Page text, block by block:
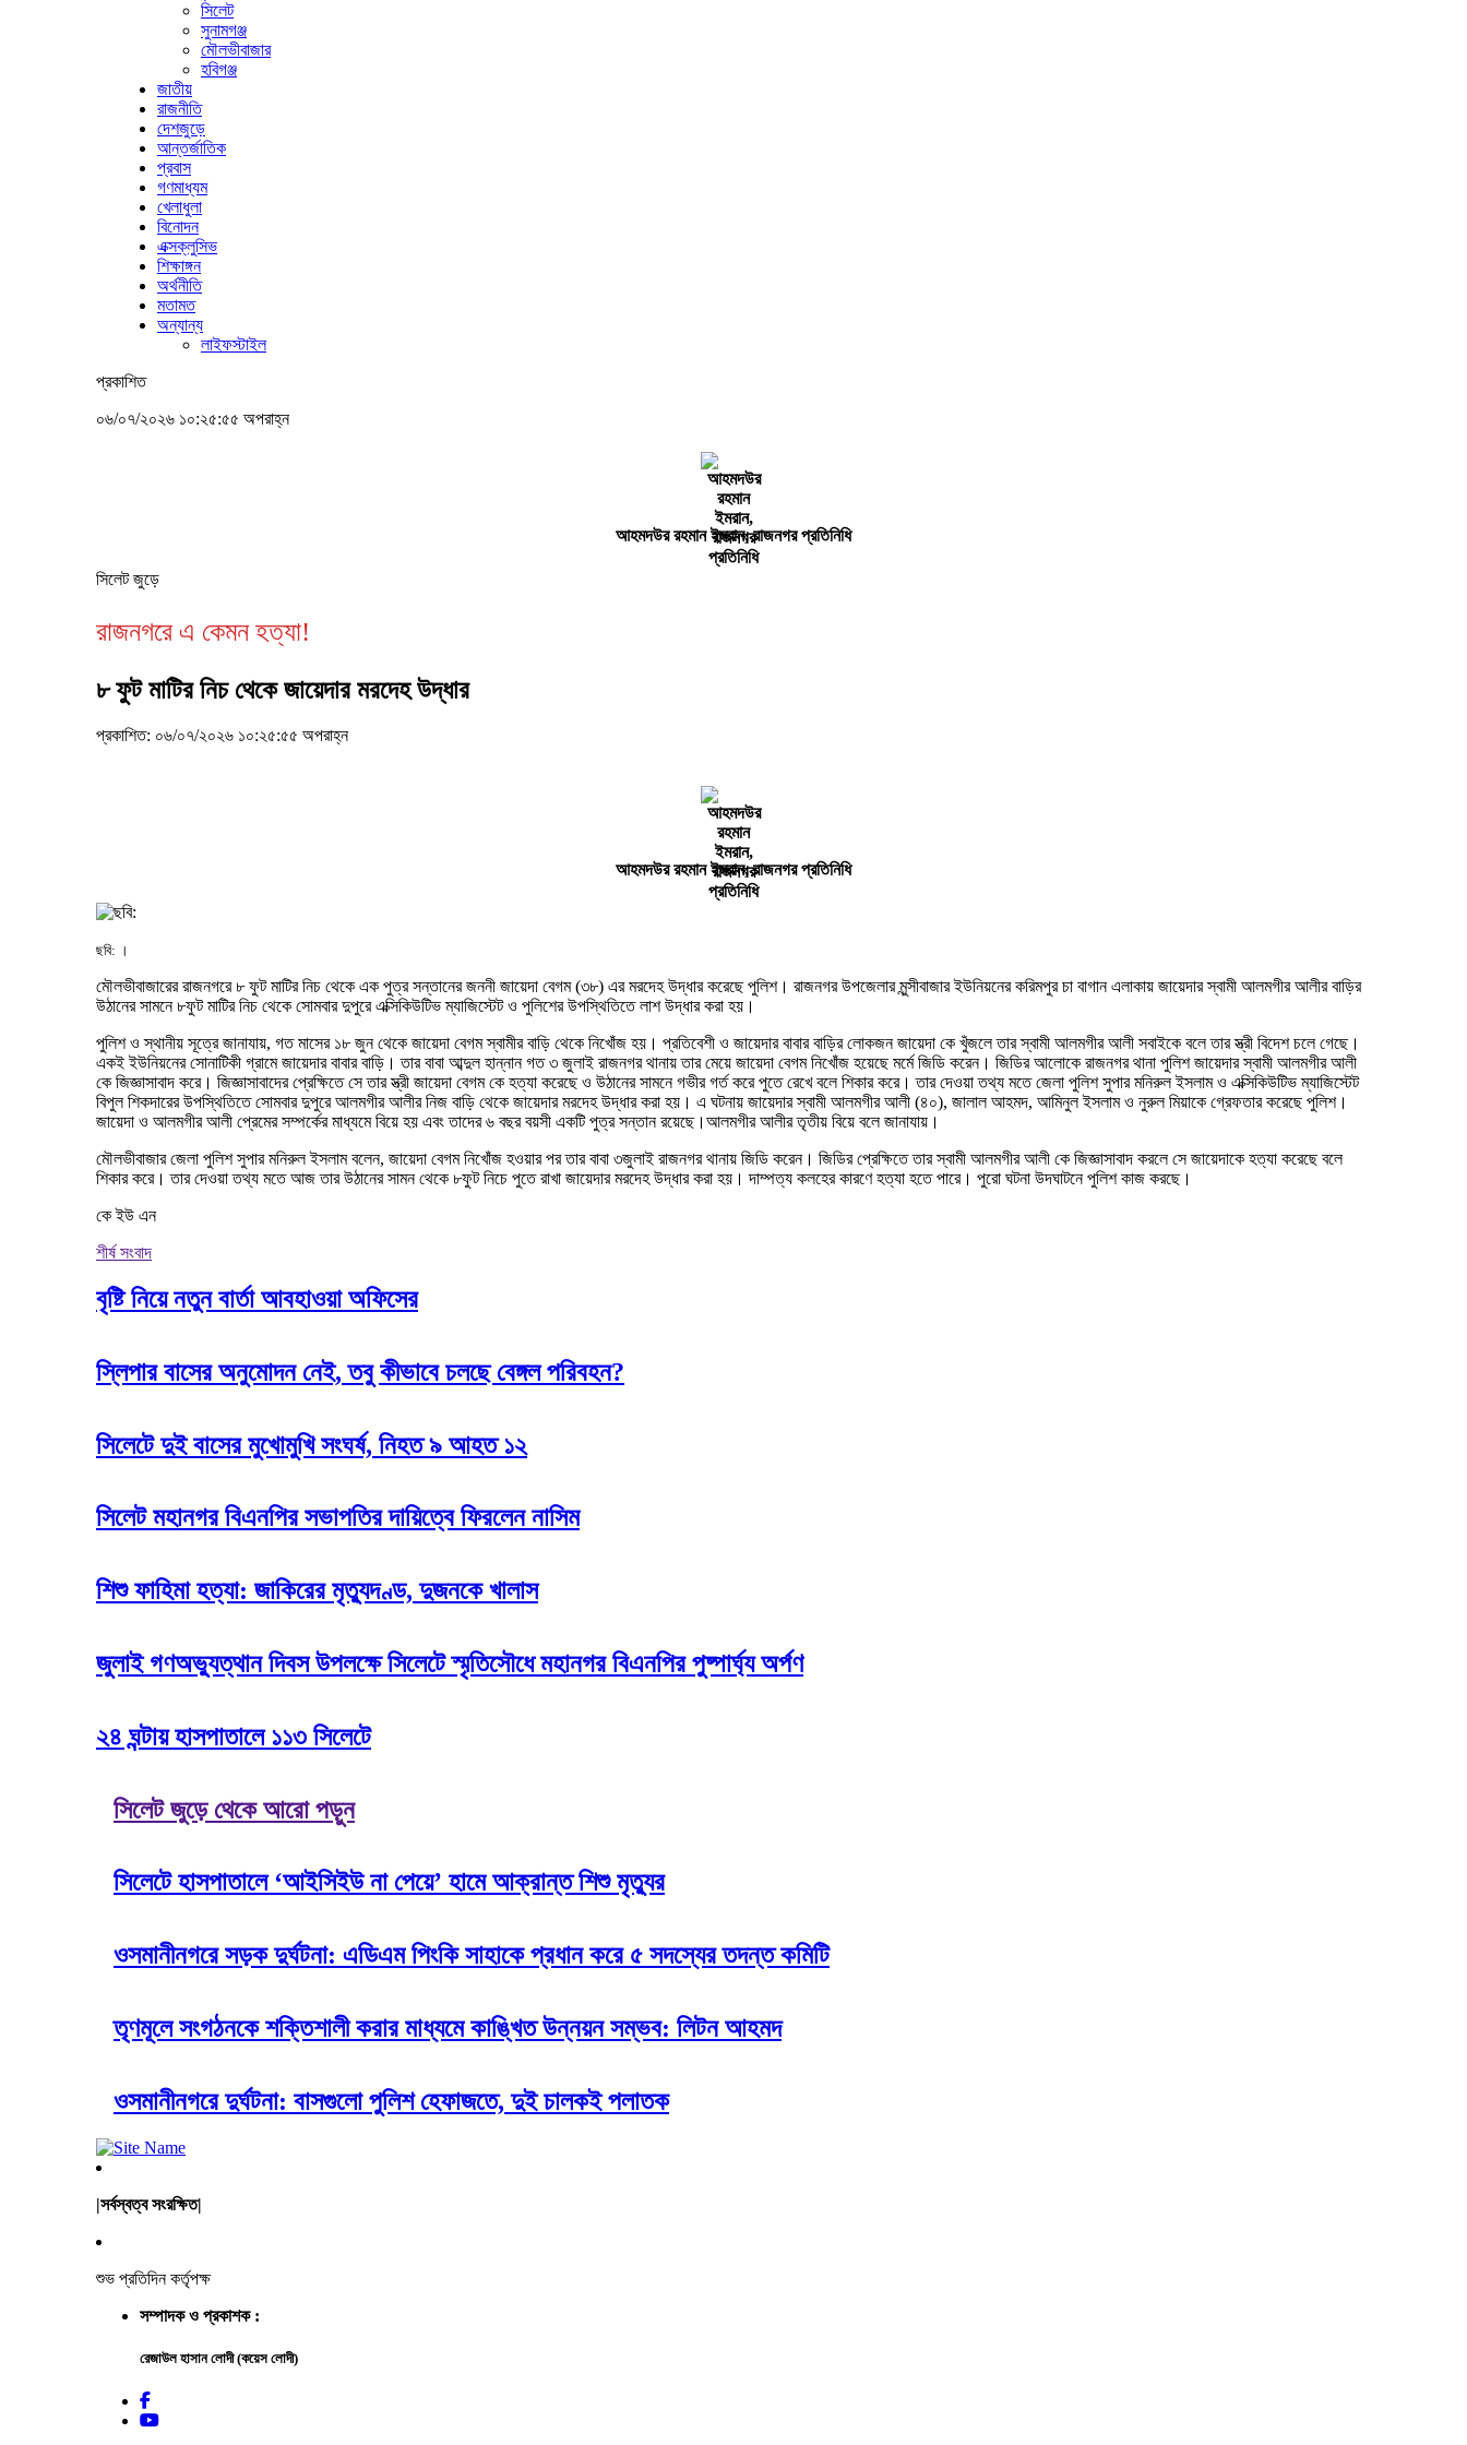
সিলেট
সুনামগঞ্জ
মৌলভীবাজার
হবিগঞ্জ
জাতীয়
রাজনীতি
দেশজুড়ে
আন্তর্জাতিক
প্রবাস
গণমাধ্যম
খেলাধুলা
বিনোদন
এক্সক্লুসিভ
শিক্ষাঙ্গন
অর্থনীতি
মতামত
অন্যান্য
লাইফস্টাইল
প্রকাশিত
০৬/০৭/২০২৬ ১০:২৫:৫৫ অপরাহ্ন
আহমদউর রহমান ইমরান, রাজনগর প্রতিনিধি
সিলেট জুড়ে
রাজনগরে এ কেমন হত্যা!
৮ ফুট মাটির নিচ থেকে জায়েদার মরদেহ উদ্ধার
প্রকাশিত: ০৬/০৭/২০২৬ ১০:২৫:৫৫ অপরাহ্ন
আহমদউর রহমান ইমরান, রাজনগর প্রতিনিধি
ছবি: ।
মৌলভীবাজারের রাজনগরে ৮ ফুট মাটির নিচ থেকে এক পুত্র সন্তানের জননী জায়েদা বেগম (৩৮) এর মরদেহ উদ্ধার করেছে পুলিশ। রাজনগর উপজেলার মুন্সীবাজার ইউনিয়নের করিমপুর চা বাগান এলাকায় জায়েদার স্বামী আলমগীর আলীর বাড়ির
উঠানের সামনে ৮ফুট মাটির নিচ থেকে সোমবার দুপুরে এক্সিকিউটিভ ম্যাজিস্টেট ও পুলিশের উপস্থিতিতে লাশ উদ্ধার করা হয়।
পুলিশ ও স্থানীয় সূত্রে জানাযায়, গত মাসের ১৮ জুন থেকে জায়েদা বেগম স্বামীর বাড়ি থেকে নিখোঁজ হয়। প্রতিবেশী ও জায়েদার বাবার বাড়ির লোকজন জায়েদা কে খুঁজলে তার স্বামী আলমগীর আলী সবাইকে বলে তার স্ত্রী বিদেশ চলে গেছে।
একই ইউনিয়নের সোনাটিকী গ্রামে জায়েদার বাবার বাড়ি। তার বাবা আব্দুল হান্নান গত ৩ জুলাই রাজনগর থানায় তার মেয়ে জায়েদা বেগম নিখোঁজ হয়েছে মর্মে জিডি করেন। জিডির আলোকে রাজনগর থানা পুলিশ জায়েদার স্বামী আলমগীর আলী
কে জিজ্ঞাসাবাদ করে। জিজ্ঞাসাবাদের প্রেক্ষিতে সে তার স্ত্রী জায়েদা বেগম কে হত্যা করেছে ও উঠানের সামনে গভীর গর্ত করে পুতে রেখে বলে শিকার করে। তার দেওয়া তথ্য মতে জেলা পুলিশ সুপার মনিরুল ইসলাম ও এক্সিকিউটিভ ম্যাজিস্টেট
বিপুল শিকদারের উপস্থিতিতে সোমবার দুপুরে আলমগীর আলীর নিজ বাড়ি থেকে জায়েদার মরদেহ উদ্ধার করা হয়। এ ঘটনায় জায়েদার স্বামী আলমগীর আলী (৪০), জালাল আহমদ, আমিনুল ইসলাম ও নুরুল মিয়াকে গ্রেফতার করেছে পুলিশ।
জায়েদা ও আলমগীর আলী প্রেমের সম্পর্কের মাধ্যমে বিয়ে হয় এবং তাদের ৬ বছর বয়সী একটি পুত্র সন্তান রয়েছে।আলমগীর আলীর তৃতীয় বিয়ে বলে জানাযায়।
মৌলভীবাজার জেলা পুলিশ সুপার মনিরুল ইসলাম বলেন, জায়েদা বেগম নিখোঁজ হওয়ার পর তার বাবা ৩জুলাই রাজনগর থানায় জিডি করেন। জিডির প্রেক্ষিতে তার স্বামী আলমগীর আলী কে জিজ্ঞাসাবাদ করলে সে জায়েদাকে হত্যা করেছে বলে
শিকার করে। তার দেওয়া তথ্য মতে আজ তার উঠানের সামন থেকে ৮ফুট নিচে পুতে রাখা জায়েদার মরদেহ উদ্ধার করা হয়। দাম্পত্য কলহের কারণে হত্যা হতে পারে। পুরো ঘটনা উদঘাটনে পুলিশ কাজ করছে।
কে ইউ এন
শীর্ষ সংবাদ
বৃষ্টি নিয়ে নতুন বার্তা আবহাওয়া অফিসের
স্লিপার বাসের অনুমোদন নেই, তবু কীভাবে চলছে বেঙ্গল পরিবহন?
সিলেটে দুই বাসের মুখোমুখি সংঘর্ষ, নিহত ৯ আহত ১২
সিলেট মহানগর বিএনপির সভাপতির দায়িত্বে ফিরলেন নাসিম
শিশু ফাহিমা হত্যা: জাকিরের মৃত্যুদণ্ড, দুজনকে খালাস
জুলাই গণঅভ্যুত্থান দিবস উপলক্ষে সিলেটে স্মৃতিসৌধে মহানগর বিএনপির পুষ্পার্ঘ্য অর্পণ
২৪ ঘন্টায় হাসপাতালে ১১৩ সিলেটে
সিলেট জুড়ে থেকে আরো পড়ুন
সিলেটে হাসপাতালে ‘আইসিইউ না পেয়ে’ হামে আক্রান্ত শিশু মৃত্যুর
ওসমানীনগরে সড়ক দুর্ঘটনা: এডিএম পিংকি সাহাকে প্রধান করে ৫ সদস্যের তদন্ত কমিটি
তৃণমূলে সংগঠনকে শক্তিশালী করার মাধ্যমে কাঙ্খিত উন্নয়ন সম্ভব: লিটন আহমদ
ওসমানীনগরে দুর্ঘটনা: বাসগুলো পুলিশ হেফাজতে, দুই চালকই পলাতক
|সর্বস্বত্ব সংরক্ষিত|
শুভ প্রতিদিন কর্তৃপক্ষ
সম্পাদক ও প্রকাশক :
রেজাউল হাসান লোদী (কয়েস লোদী)